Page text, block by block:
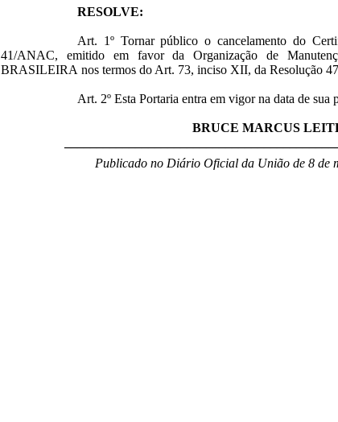
RESOLVE:
Art. 1º Tornar público o cancelamento do
41/ANAC, emitido em favor da Organização de
BRASILEIRA nos termos do Art. 73, inciso XII, da Resolução
Art. 2º Esta Portaria entra em vigor na data de sua
BRUCE MARCUS
Publicado no Diário Oficial da União de 8 de